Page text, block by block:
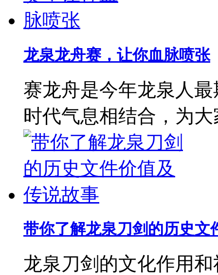
龙泉龙舟赛，让你血脉喷张
赛龙舟是今年龙泉人
时代气息相结合，为
带你了解龙泉刀剑的历史文
龙泉刀剑的文化作用